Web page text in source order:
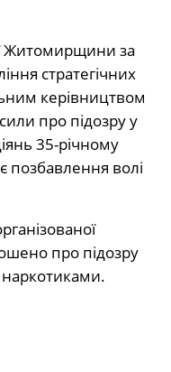
Житомирщини за
стратегічних
керівництвом
про підозру у
35-річному
позбавлення волі
про підозру
наркотиками.